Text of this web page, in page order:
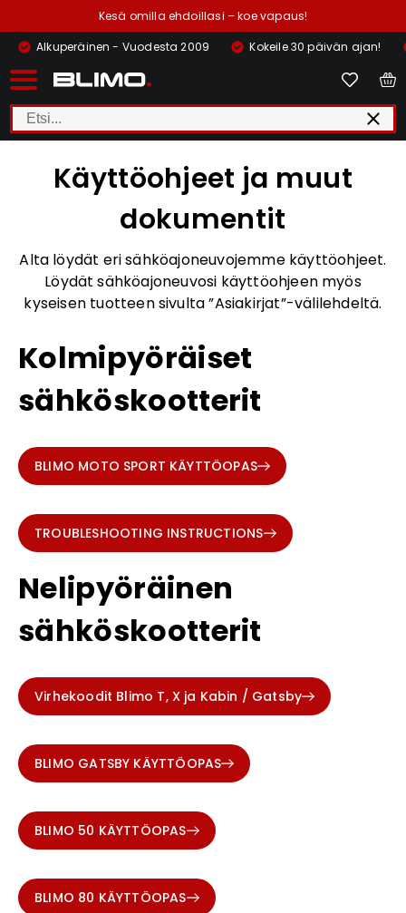
Kesä omilla ehdoillasi – koe vapaus!
Alkuperäinen - Vuodesta 2009
Kokeile 30 päivän ajan!
Käyttöohjeet ja muut
dokumentit
Alta löydät eri sähköajoneuvojemme käyttöohjeet.
Löydät sähköajoneuvosi käyttöohjeen myös
kyseisen tuotteen sivulta ”Asiakirjat”-välilehdeltä.
Kolmipyöräiset
sähköskootterit
BLIMO MOTO SPORT KÄYTTÖOPAS
TROUBLESHOOTING INSTRUCTIONS
Nelipyöräinen
sähköskootterit
Virhekoodit Blimo T, X ja Kabin / Gatsby
BLIMO GATSBY KÄYTTÖOPAS
BLIMO 50 KÄYTTÖOPAS
BLIMO 80 KÄYTTÖOPAS